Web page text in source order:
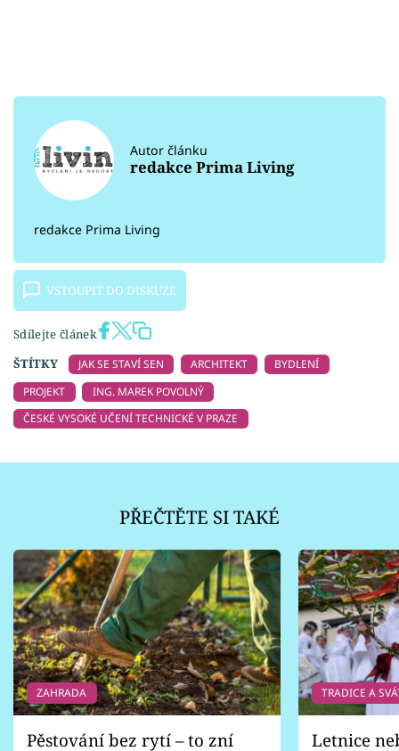
Autor článku
redakce Prima Living
redakce Prima Living
VSTOUPIT DO DISKUZE
Sdílejte článek
ŠTÍTKY
JAK SE STAVÍ SEN ARCHITEKT
BYDLENÍ
PROJEKT
ING. MAREK POVOLNÝ
ČESKÉ VYSOKÉ UČENÍ TECHNICKÉ V PRAZE
PŘEČTĚTE SI TAKÉ
ZAHRADA
Pěstování bez rytí – to zní
TRADICE A
Letnice